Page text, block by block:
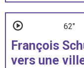
62"
François
vers une